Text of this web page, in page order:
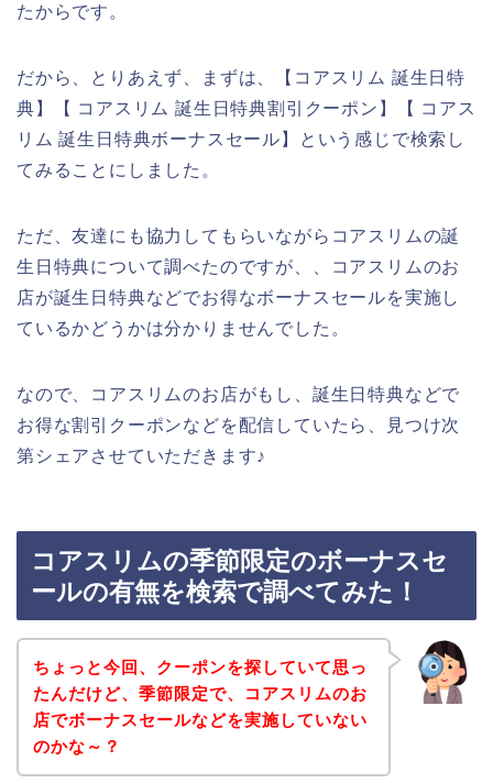
たからです。
だから、とりあえず、まずは、【コアスリム 誕生日特
典】【 コアスリム 誕生日特典割引クーポン】【 コアス
リム 誕生日特典ボーナスセール】という感じで検索し
てみることにしました。
ただ、友達にも協力してもらいながらコアスリムの誕
生日特典について調べたのですが、、コアスリムのお
店が誕生日特典などでお得なボーナスセールを実施し
ているかどうかは分かりませんでした。
なので、コアスリムのお店がもし、誕生日特典などで
お得な割引クーポンなどを配信していたら、見つけ次
第シェアさせていただきます♪
コアスリムの季節限定のボーナスセ
ールの有無を検索で調べてみた！
ちょっと今回、クーポンを探していて思っ
たんだけど、季節限定で、コアスリムのお
店でボーナスセールなどを実施していない
のかな～？